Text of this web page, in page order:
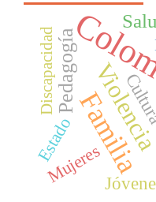
Familia
Pedagogía
Mujeres
Estado
Discapacidad